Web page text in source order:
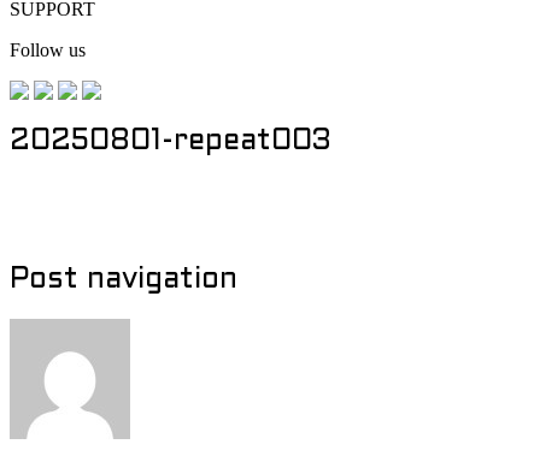
SUPPORT
Follow us
20250801-repeat003
Post navigation